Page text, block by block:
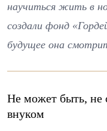
научиться жить в
создали фонд
будущее она
Не может быть, не
внуком